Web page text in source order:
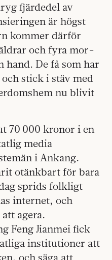
fjärdedel av
är högst
kommer därför
och fyra mor-
hand. De få som har
stick i stäv med
nu blivit
70 000 kronor i en
media
i Ankang.
otänkbart för bara
sprids folkligt
internet, och
agera.
Feng Jianmei fick
institutioner att
och säga att